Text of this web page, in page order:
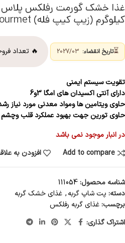
کیلوگرم (زیپ کیپ فله) Reflex Plus Adult Gourmet
⏳تاریخ انقضاء: 🔥 تعداد
تقویت سیستم ایمنی
دارای آنتی اکسیدان های امگا 3و6
حاوی ویتامین ها ومواد معدنی مورد نیاز
حاوی تورین جهت بهبود عملکرد قلب وچشم
در انبار موجود نمی باشد
Add to compare
افزودن به
شناسه محصول:111054
دسته: پت شاپ گربه, غذای خشک گربه
برچسب:غذای گربه رفلکس
اشتراک گذاری: